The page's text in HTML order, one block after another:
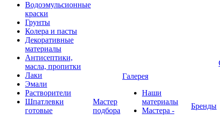
Водоэмульсионные
краски
Грунты
Колера и пасты
Декоративные
материалы
Антисептики,
масла, пропитки
Лаки
Эмали
Растворители
Шпатлевки
готовые
Мастер
подбора
Галерея
Наши
материалы
Мастера -
Бренды